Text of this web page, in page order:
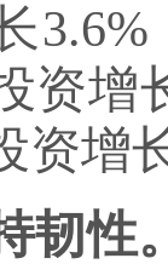
资增
资增
韧性